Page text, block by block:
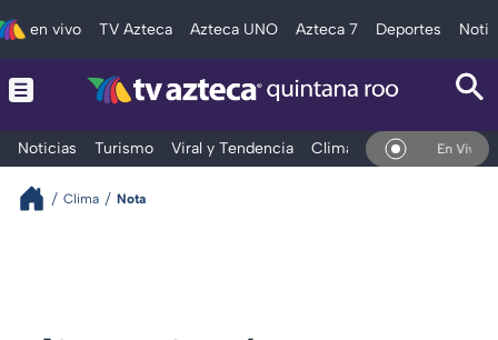
en vivo TV Azteca Azteca UNO Azteca 7 Deportes
Noticias Turismo Viral y Tendencia Clima Tráfico En Vivo
Clima Nota